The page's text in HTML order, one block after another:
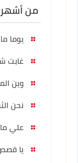
من أشهر
يوما ما
غابت
وين
نحن
علي
يا